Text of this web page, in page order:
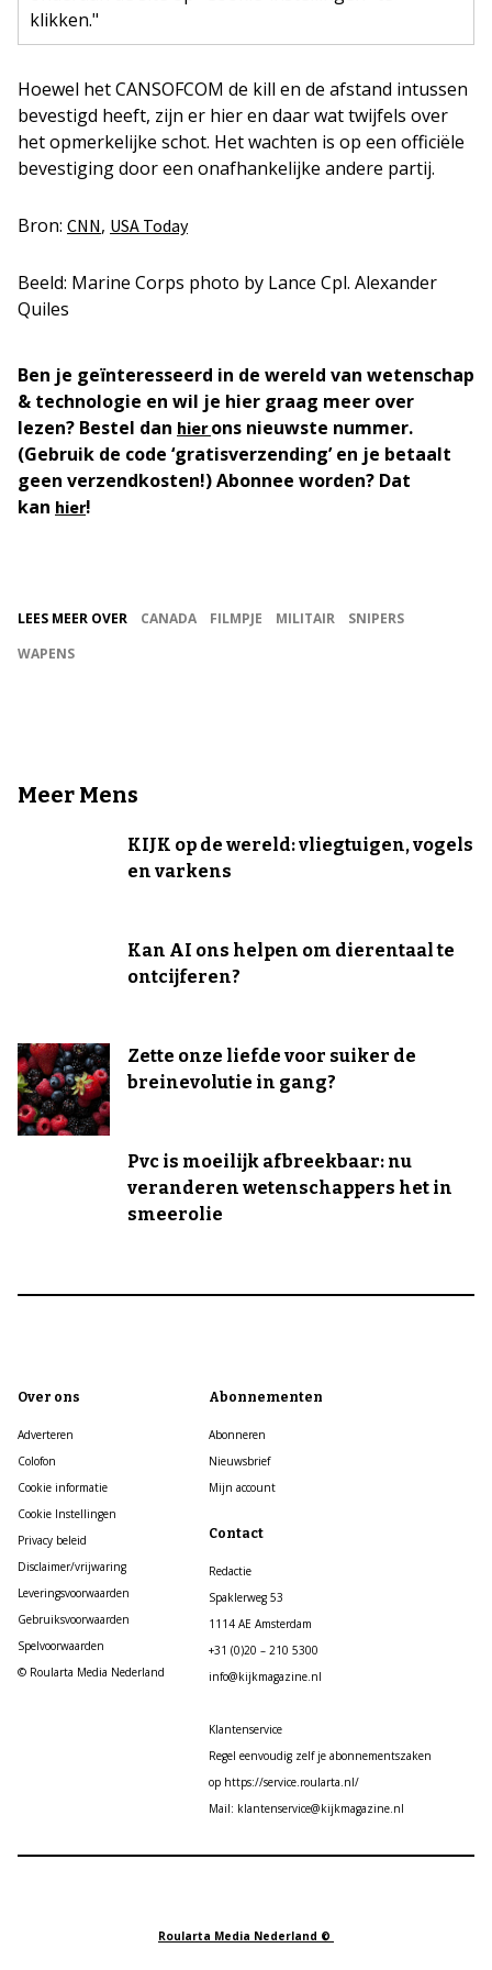
klikken."
Hoewel het CANSOFCOM de kill en de afstand intussen
bevestigd heeft, zijn er hier en daar wat twijfels over
het opmerkelijke schot. Het wachten is op een officiële
bevestiging door een onafhankelijke andere partij.
Bron: CNN, USA Today
Beeld: Marine Corps photo by Lance Cpl. Alexander
Quiles
Ben je geïnteresseerd in de wereld van wetenschap
& technologie en wil je hier graag meer over
lezen? Bestel dan hierons nieuwste nummer.
(Gebruik de code ‘gratisverzending’ en je betaalt
geen verzendkosten!) Abonnee worden? Dat
kan hier!
LEES MEER OVER CANADA FILMPJE MILITAIR
SNIPERS
WAPENS
Meer Mens
KIJK op de wereld: vliegtuigen, vogels
en varkens
Kan AI ons helpen om dierentaal te
ontcijferen?
Zette onze liefde voor suiker de
breinevolutie in gang?
Pvc is moeilijk afbreekbaar: nu
veranderen wetenschappers het in
smeerolie
Over ons
Adverteren
Colofon
Cookie informatie
Cookie Instellingen
Privacy beleid
Disclaimer/vrijwaring
Leveringsvoorwaarden
Gebruiksvoorwaarden
Spelvoorwaarden
© Roularta Media Nederland
Abonnementen
Abonneren
Nieuwsbrief
Mijn account
Contact
Redactie
Spaklerweg 53
1114 AE Amsterdam
+31 (0)20 – 210 5300
info@kijkmagazine.nl
Klantenservice
Regel eenvoudig zelf je abonnementszaken
op https://service.roularta.nl/
Mail: klantenservice@kijkmagazine.nl
Roularta Media Nederland ©